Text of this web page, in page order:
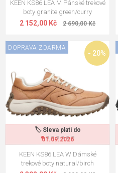
KEEN KS86 LEA M Pánské trekové
boty granite green/curry
2 152,00 Kč 2 690,00 Kč
🏷️ Sleva platí do
01.09.2026
- 20%
DOPRAVA ZDARMA
KEEN KS86 LEA W Dámské
trekové boty natural/birch